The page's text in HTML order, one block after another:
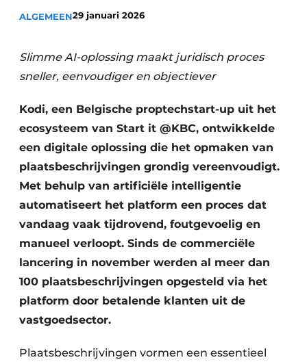
Vacature aanmelden
Video’s
Aanmelden
Bedrijven
Bedrijven
Contact
Beton & Staalbouw
BIM
Evenementen
Dak & Gevel
Houtbouw
HVAC
Interieurarchitectuur
ALGEMEEN29 januari 2026
Slimme AI-oplossing maakt juridisch proces
sneller, eenvoudiger en objectiever
Kodi, een Belgische proptechstart-up uit het
ecosysteem van Start it @KBC, ontwikkelde
een digitale oplossing die het opmaken van
plaatsbeschrijvingen grondig vereenvoudigt.
Met behulp van artificiële intelligentie
automatiseert het platform een proces dat
vandaag vaak tijdrovend, foutgevoelig en
manueel verloopt. Sinds de commerciële
lancering in november werden al meer dan
100 plaatsbeschrijvingen opgesteld via het
platform door betalende klanten uit de
vastgoedsector.
Plaatsbeschrijvingen vormen een essentieel